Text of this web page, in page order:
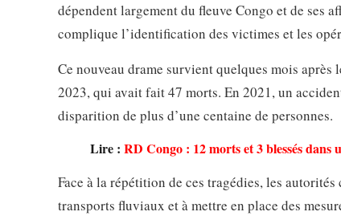
dépendent largement du fleuve Congo et de ses
complique l’identification des victimes et les
Ce nouveau drame survient quelques mois après
2023, qui avait fait 47 morts. En 2021, un
disparition de plus d’une centaine de personnes.
Lire : RD Congo : 12 morts et 3 blessés
Face à la répétition de ces tragédies, les
transports fluviaux et à mettre en place des